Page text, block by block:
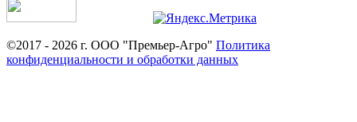
©2017 - 2026 г. ООО "Премьер-Агро" Политика
конфиденциальности и обработки данных